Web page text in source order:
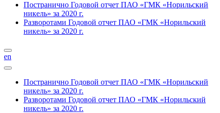
Постранично Годовой отчет ПАО «ГМК «Норильский
никель» за 2020 г.
Разворотами Годовой отчет ПАО «ГМК «Норильский
никель» за 2020 г.
en
Постранично Годовой отчет ПАО «ГМК «Норильский
никель» за 2020 г.
Разворотами Годовой отчет ПАО «ГМК «Норильский
никель» за 2020 г.